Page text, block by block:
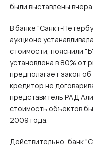
были выставлены вчера
В банке "Санкт-
аукционе
стоимости, пояснили
установлена в 80% от
предполагает закон
кредитор не
представитель РАД
стоимость объектов
2009 года.
Действительно, банк